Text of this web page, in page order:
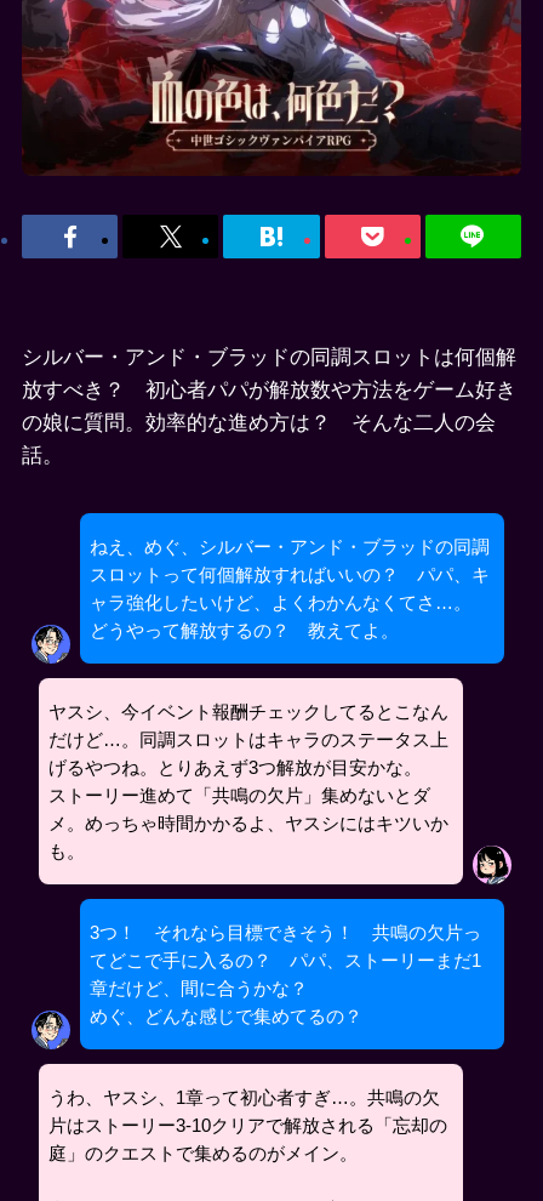
シルバー・アンド・ブラッドの同調スロットは何個解
放すべき？ 初心者パパが解放数や方法をゲーム好き
の娘に質問。効率的な進め方は？ そんな二人の会
話。
ねえ、めぐ、シルバー・アンド・ブラッドの同調
スロットって何個解放すればいいの？ パパ、キ
ャラ強化したいけど、よくわかんなくてさ…。
どうやって解放するの？ 教えてよ。
ヤスシ、今イベント報酬チェックしてるとこなん
だけど…。同調スロットはキャラのステータス上
げるやつね。とりあえず3つ解放が目安かな。
ストーリー進めて「共鳴の欠片」集めないとダ
メ。めっちゃ時間かかるよ、ヤスシにはキツいか
も。
3つ！ それなら目標できそう！ 共鳴の欠片っ
てどこで手に入るの？ パパ、ストーリーまだ1
章だけど、間に合うかな？
めぐ、どんな感じで集めてるの？
うわ、ヤスシ、1章って初心者すぎ…。共鳴の欠
片はストーリー3-10クリアで解放される「忘却の
庭」のクエストで集めるのがメイン。